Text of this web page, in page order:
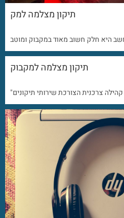
תיקון מצלמה למק
תיקון מצלמה למקבוק